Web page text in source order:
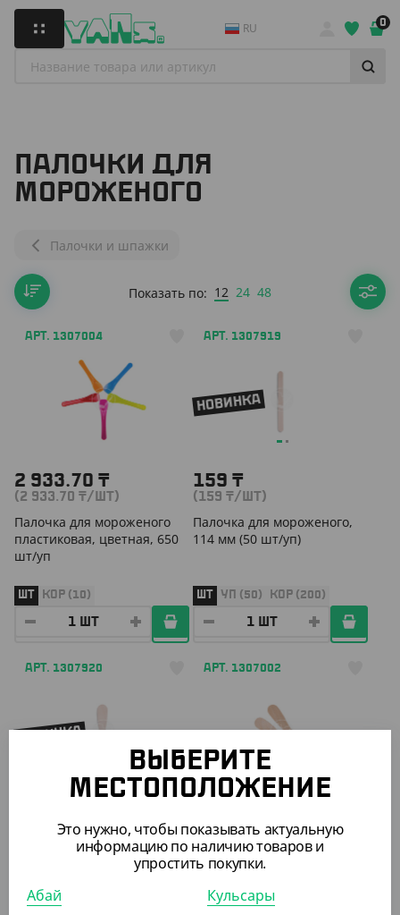
RU 0
ПАЛОЧКИ ДЛЯ
МОРОЖЕНОГО
Палочки и шпажки
Показать по: 12 24 48
АРТ. 1307004
2 933.70 ₸
(2 933.70 ₸/ШТ)
Палочка для мороженого
пластиковая, цветная, 650
шт/уп
ШТ КОР (10)
АРТ. 1307919
НОВИНКА
159 ₸
(159 ₸/ШТ)
Палочка для мороженого,
114 мм (50 шт/уп)
ШТ УП (50) КОР (200)
АРТ. 1307920
НОВИНКА
/ШТ)
Палочка для мороженого, 94
АРТ. 1307002
(5.40₸/ШТ)
Палочка для мороженого
деревянная, 94 мм, ширина
16 мм
ВЫБЕРИТЕ
МЕСТОПОЛОЖЕНИЕ
Это нужно, чтобы показывать актуальную
информацию по наличию товаров и
упростить покупки.
Абай
Кульсары